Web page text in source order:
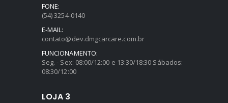
FONE:
(54) 3254-0140
E-MAIL:
contato@dev.dmgcarcare.com.br
FUNCIONAMENTO:
Seg. - Sex: 08:00/12:00 e 13:30/18:30 Sábados:
08:30/12:00
LOJA 3